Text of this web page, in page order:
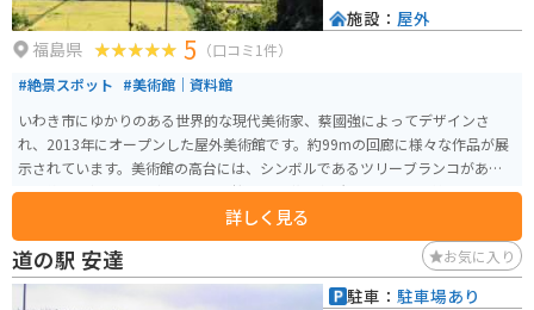
福島県 5 （口コミ1件）
#絶景スポット #美術館｜資料館
いわき市にゆかりのある世界的な現代美術家、蔡國強によってデザインさ
れ、2013年にオープンした屋外美術館です。約99mの回廊に様々な作品が展
示されています。美術館の高台には、シンボルであるツリーブランコがあ
り、絶景を拝むことができます。桜や菜の花の名所でもあり、季節を問わず
自然の中でアートを楽しむことができます。
詳しく見る
施設： 屋外
道の駅 安達 お気に入り
駐車： 駐車場あり